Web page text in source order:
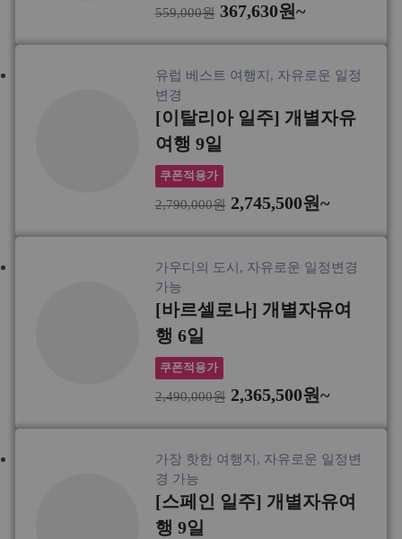
559,000원 367,630원~
유럽 베스트 여행지, 자유로운 일정
변경
[이탈리아 일주] 개별자유
여행 9일
쿠폰적용가
2,790,000원 2,745,500원~
가우디의 도시, 자유로운 일정변경
가능
[바르셀로나] 개별자유여
행 6일
쿠폰적용가
2,490,000원 2,365,500원~
가장 핫한 여행지, 자유로운 일정변
경 가능
[스페인 일주] 개별자유여
행 9일